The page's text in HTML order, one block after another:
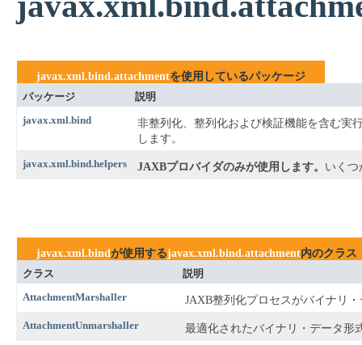
javax.xml.bind.attachmentを使用しているパッケージ
パッケージ
説明
javax.xml.bind
非整列化、整列化および検証機能を含む実
します。
javax.xml.bind.helpers JAXBプロバイダのみが使用します。 いくつ
javax.xml.bindが使用するjavax.xml.bind.attachment内のクラス
クラス
説明
AttachmentMarshaller
JAXB整列化プロセスがバイナリ
AttachmentUnmarshaller 最適化されたバイナリ・データ形